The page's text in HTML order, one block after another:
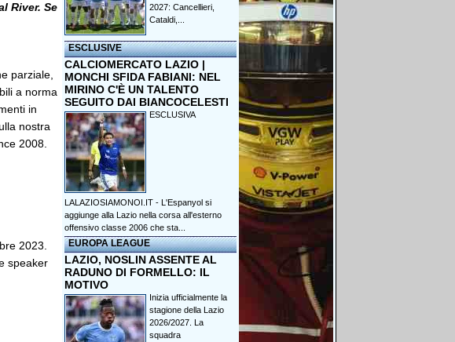
River. Se
parziale,
a norma
in
nostra
2008.
2023.
speaker
2027: Cancellieri,
Cataldi,...
ESCLUSIVE
CALCIOMERCATO LAZIO |
MONCHI SFIDA FABIANI: NEL
MIRINO C'È UN TALENTO
SEGUITO DAI BIANCOCELESTI
ESCLUSIVA
LALAZIOSIAMONOI.IT - L'Espanyol si
aggiunge alla Lazio nella corsa all'esterno
offensivo classe 2006 che sta...
EUROPA LEAGUE
LAZIO, NOSLIN ASSENTE AL
RADUNO DI FORMELLO: IL
MOTIVO
Inizia ufficialmente la
stagione della Lazio
2026/2027. La
squadra